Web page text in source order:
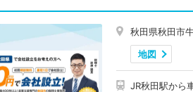
秋田県秋田市
地図
JR秋田駅から